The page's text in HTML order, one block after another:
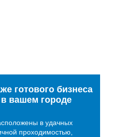
готового бизнеса
вашем городе
в удачных
проходимостью,